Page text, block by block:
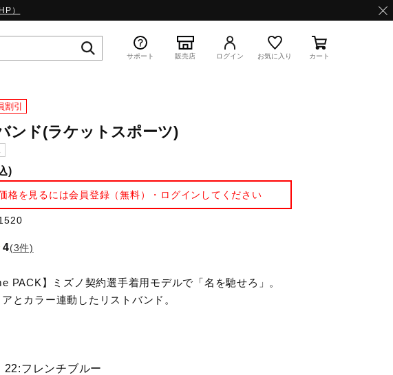
）
サポート 販売店 ログイン お気に入り カート
割引
ンド(ラケットスポーツ)
)
格を見るには会員登録（無料）・ログインしてください
4(3件)
PACK】ミズノ契約選手着用モデルで「名を馳せろ」。
とカラー連動したリストバンド。
22:フレンチブルー